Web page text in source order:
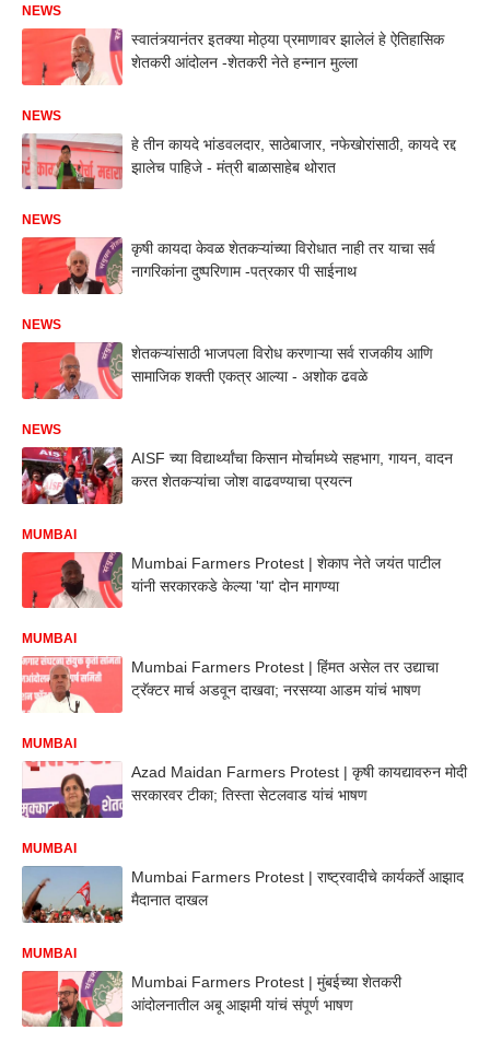
NEWS
स्वातंत्र्यानंतर इतक्या मोठ्या प्रमाणावर झालेलं हे ऐतिहासिक
शेतकरी आंदोलन -शेतकरी नेते हन्नान मुल्ला
NEWS
हे तीन कायदे भांडवलदार, साठेबाजार, नफेखोरांसाठी, कायदे रद्द
झालेच पाहिजे - मंत्री बाळासाहेब थोरात
NEWS
कृषी कायदा केवळ शेतकऱ्यांच्या विरोधात नाही तर याचा सर्व
नागरिकांना दुष्परिणाम -पत्रकार पी साईनाथ
NEWS
शेतकऱ्यांसाठी भाजपला विरोध करणाऱ्या सर्व राजकीय आणि
सामाजिक शक्ती एकत्र आल्या - अशोक ढवळे
NEWS
AISF च्या विद्यार्थ्यांचा किसान मोर्चामध्ये सहभाग, गायन, वादन
करत शेतकऱ्यांचा जोश वाढवण्याचा प्रयत्न
MUMBAI
Mumbai Farmers Protest | शेकाप नेते जयंत पाटील
यांनी सरकारकडे केल्या 'या' दोन मागण्या
MUMBAI
Mumbai Farmers Protest | हिंमत असेल तर उद्याचा
ट्रॅक्टर मार्च अडवून दाखवा; नरसय्या आडम यांचं भाषण
MUMBAI
Azad Maidan Farmers Protest | कृषी कायद्यावरुन मोदी
सरकारवर टीका; तिस्ता सेटलवाड यांचं भाषण
MUMBAI
Mumbai Farmers Protest | राष्ट्रवादीचे कार्यकर्ते आझाद
मैदानात दाखल
MUMBAI
Mumbai Farmers Protest | मुंबईच्या शेतकरी
आंदोलनातील अबू आझमी यांचं संपूर्ण भाषण